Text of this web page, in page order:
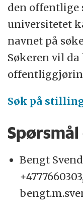
den offentlige
universitetet
navnet på
Søkeren vil
Søk på
Bengt